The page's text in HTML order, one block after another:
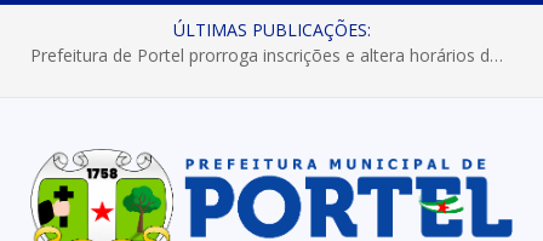
ÚLTIMAS PUBLICAÇÕES:
Prefeitura de Portel prorroga inscrições e altera horários dos concursos “Musa” e “Miss Mix Verão 2026”